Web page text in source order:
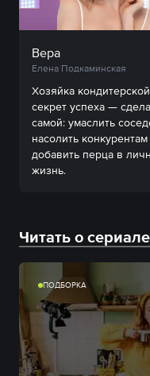
Вера
Елена Подкаминская
Хозяйка
секрет успеха —
самой: умаслить
насолить конкурентам
добавить перца в
Читать о сериале
ПОДБОРКА